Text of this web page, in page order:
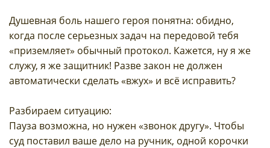
Душевная боль нашего героя понятна: обидно,
когда после серьезных задач на передовой тебя
«приземляет» обычный протокол. Кажется, ну я же
служу, я же защитник! Разве закон не должен
автоматически сделать «вжух» и всё исправить?
Разбираем ситуацию:
Пауза возможна, но нужен «звонок другу». Чтобы
суд поставил ваше дело на ручник, одной корочки